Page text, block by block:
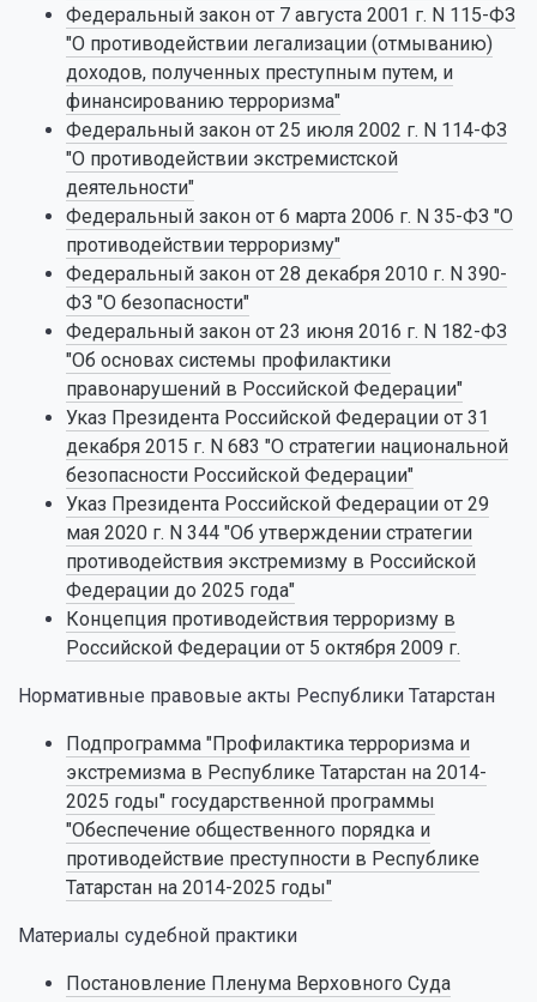
Федеральный закон от 7 августа 2001 г. N 115-ФЗ
"О противодействии легализации (отмыванию)
доходов, полученных преступным путем, и
финансированию терроризма"
Федеральный закон от 25 июля 2002 г. N 114-ФЗ
"О противодействии экстремистской
деятельности"
Федеральный закон от 6 марта 2006 г. N 35-ФЗ "О
противодействии терроризму"
Федеральный закон от 28 декабря 2010 г. N 390-
ФЗ "О безопасности"
Федеральный закон от 23 июня 2016 г. N 182-ФЗ
"Об основах системы профилактики
правонарушений в Российской Федерации"
Указ Президента Российской Федерации от 31
декабря 2015 г. N 683 "О стратегии национальной
безопасности Российской Федерации"
Указ Президента Российской Федерации от 29
мая 2020 г. N 344 "Об утверждении стратегии
противодействия экстремизму в Российской
Федерации до 2025 года"
Концепция противодействия терроризму в
Российской Федерации от 5 октября 2009 г.
Нормативные правовые акты Республики Татарстан
Подпрограмма "Профилактика терроризма и
экстремизма в Республике Татарстан на 2014-
2025 годы" государственной программы
"Обеспечение общественного порядка и
противодействие преступности в Республике
Татарстан на 2014-2025 годы"
Материалы судебной практики
Постановление Пленума Верховного Суда